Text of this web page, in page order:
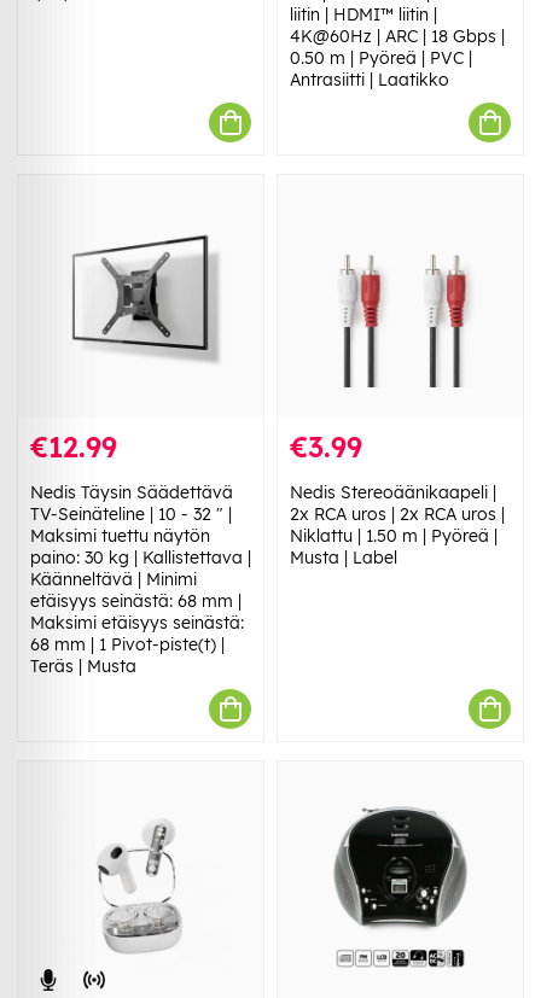
liitin | HDMI™ liitin |
4K@60Hz | ARC | 18 Gbps |
0.50 m | Pyöreä | PVC |
Antrasiitti | Laatikko
€12.99
Nedis Täysin Säädettävä
TV-Seinäteline | 10 - 32 " |
Maksimi tuettu näytön
paino: 30 kg | Kallistettava |
Käänneltävä | Minimi
etäisyys seinästä: 68 mm |
Maksimi etäisyys seinästä:
68 mm | 1 Pivot-piste(t) |
Teräs | Musta
€3.99
Nedis Stereoäänikaapeli |
2x RCA uros | 2x RCA uros |
Niklattu | 1.50 m | Pyöreä |
Musta | Label